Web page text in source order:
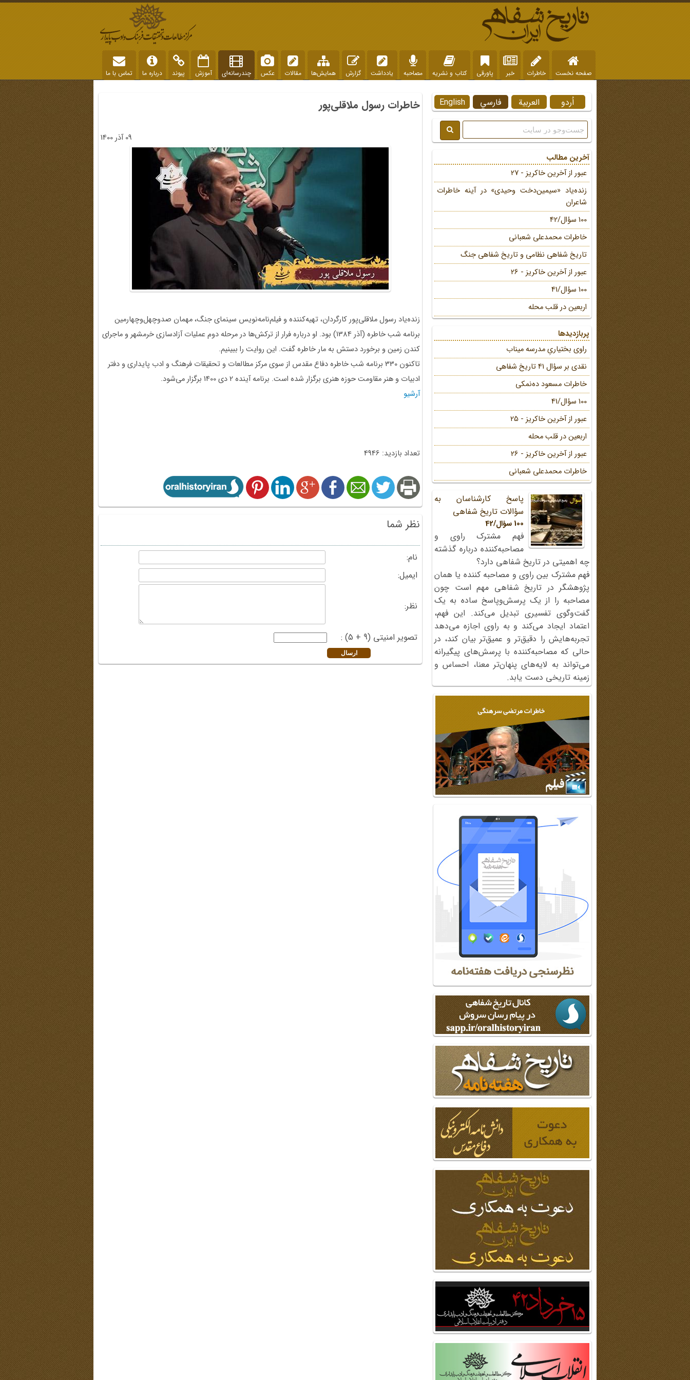
صفحه نخست خاطرات خبر پاورقی کتاب و نشریه مصاحبه یادداشت گزارش همایش‌ها مقالات عکس چندرسانه‌ای آموزش پیوند درباره ما تماس با ما
خاطرات رسول ملاقلی‌پور
09 آذر 1400
زنده‌یاد رسول ملاقلی‌پور کارگردان، تهیه‌کننده و فیلم‌نامه‌نویس سینمای جنگ، مهمان صدوچهل‌وچهارمین
برنامه شب خاطره (آذر 1384) بود. او درباره فرار از ترکش‌ها در مرحله دوم عملیات آزادسازی خرمشهر و ماجرای
کندن زمین و برخورد دستش به مار خاطره گفت. این روایت‌‌ را ببینیم.
تاکنون 330 برنامه شب خاطره دفاع مقدس از سوی مرکز مطالعات و تحقیقات فرهنگ و ادب پایداری و دفتر
ادبیات و هنر مقاومت حوزه هنری برگزار شده است. برنامه آینده 2 دی 1400 برگزار می‌شود.
آرشیو
تعداد بازدید: 4946
نظر شما
نام:
ایمیل:
نظر:
تصویر امنیتی (9 + 5) :
English فارسي العربية اُردو
آخرین مطالب
عبور از آخرین خاکریز - 27
زنده‌یاد «سیمین‌دخت وحیدی» در آینه خاطرات
شاعران
100 سؤال/42
خاطرات محمد‌علی شعبانی
تاریخ شفاهی نظامی و تاریخ شفاهی جنگ
عبور از آخرین خاکریز - 26
100 سؤال/41
اربعین در قلب محله
پربازدیدها
راوی بختیاریِ مدرسه میناب
نقدی بر سؤال 41 تاریخ شفاهی
خاطرات مسعود ده‌نمکی
100 سؤال/41
عبور از آخرین خاکریز - 25
اربعین در قلب محله
عبور از آخرین خاکریز - 26
خاطرات محمد‌علی شعبانی
پاسخ کارشناسان به
سؤالات تاریخ شفاهی
100 سؤال/42
فهم مشترک راوی و
مصاحبه‌کننده درباره گذشته
چه اهمیتی در تاریخ شفاهی دارد؟
فهم مشترک بین راوی و مصاحبه کننده یا همان
پژوهشگر در تاریخ شفاهی مهم است چون
مصاحبه را از یک پرسش‌وپاسخ ساده به یک
گفت‌وگوی تفسیری تبدیل می‌کند. این فهم،
اعتماد ایجاد می‌کند و به راوی اجازه می‌دهد
تجربه‌هایش را دقیق‌تر و عمیق‌تر بیان کند، در
حالی که مصاحبه‌کننده با پرسش‌های پیگیرانه
می‌تواند به لایه‌های پنهان‌تر معنا، احساس و
زمینه تاریخی دست یابد.